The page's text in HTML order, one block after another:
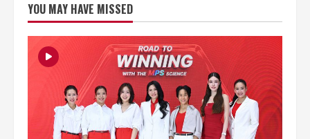
กา
รณ์ร็
อก
ฟ้า
ฟาด
ปัก
หมุด
“Thunder
Ground”
ดิน
แดน
กลาง
น้ำ
สุด
YOU MAY HAVE MISSED